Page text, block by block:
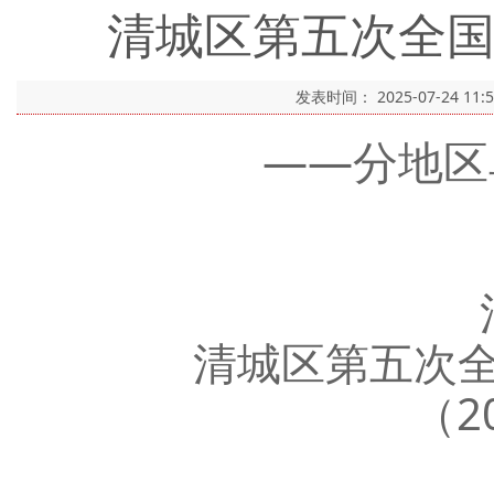
清城区第五次全
发表时间： 2025-07-24
——分地区
清
清城区第五次全
（